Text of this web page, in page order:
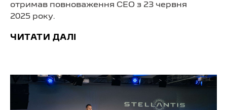
отримав повноваження CEO з 23 червня
2025 року.
ЧИТАТИ ДАЛІ